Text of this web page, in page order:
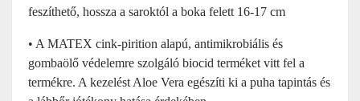
feszíthető, hossza a saroktól a boka felett 16-17 cm
• A MATEX cink-pirition alapú, antimikrobiális és
gombaölő védelemre szolgáló biocid terméket vitt fel a
termékre. A kezelést Aloe Vera egészíti ki a puha tapintás és